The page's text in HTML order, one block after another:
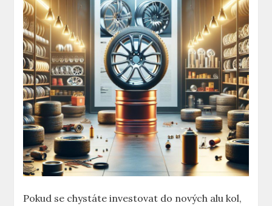
Pokud se chystáte investovat do nových alu kol,